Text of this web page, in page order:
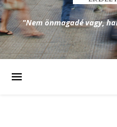
"Nem önmagadé vagy,